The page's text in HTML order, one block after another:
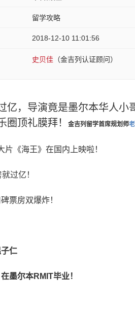
留学攻略
2018-12-10 11:01:56
史贝佳 （金吉列认证顾问）
亿，导演竟是墨尔本华人
圈顶礼膜拜！
金吉列留学首席规划师
片《海王》在国内上映啦！
过亿！
票房双爆炸！
子仁
墨尔本RMIT毕业！